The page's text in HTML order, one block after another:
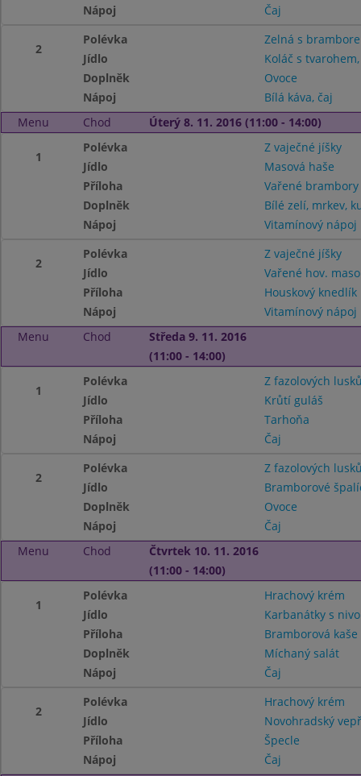
Nápoj
Čaj
2
Polévka
Zelná s
Jídlo
Koláč s
Doplněk
Ovoce
Nápoj
Bílá káva, čaj
Menu
Chod Úterý 8. 11. 2016 (11:00 - 14:00)
1
Polévka
Z vaječné jíšky
Jídlo
Masová haše
Příloha
Vařené
Doplněk
Bílé zelí, mrkev,
Nápoj
Vitamínový nápoj
2
Polévka
Z vaječné jíšky
Jídlo
Vařené hov.
Příloha
Houskový knedlík
Nápoj
Vitamínový nápoj
Menu
Chod
Středa 9. 11. 2016
(11:00 - 14:00)
1
Polévka
Z fazolových
Jídlo
Krůtí guláš
Příloha
Tarhoňa
Nápoj
Čaj
2
Polévka
Z fazolových
Jídlo
Bramborové
Doplněk
Ovoce
Nápoj
Čaj
Menu
Chod
Čtvrtek 10. 11. 2016
(11:00 - 14:00)
1
Polévka
Hrachový krém
Jídlo
Karbanátky s
Příloha
Bramborová
Doplněk
Míchaný salát
Nápoj
Čaj
2
Polévka
Hrachový krém
Jídlo
Novohradský
Příloha
Špecle
Nápoj
Čaj